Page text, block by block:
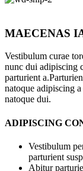
MAECENAS
Vestibulum curae
nunc dui adipiscing
parturient
natoque adipiscing
natoque dui.
ADIPISCING
Vestibulum
parturient
Abitur